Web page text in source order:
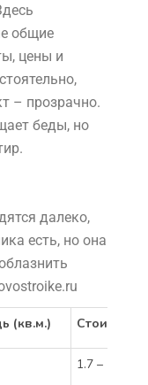
общие
цены и
– прозрачно.
беды, но
далеко,
есть, но она
(кв.м.) Стоимость
1.7 – 1.9